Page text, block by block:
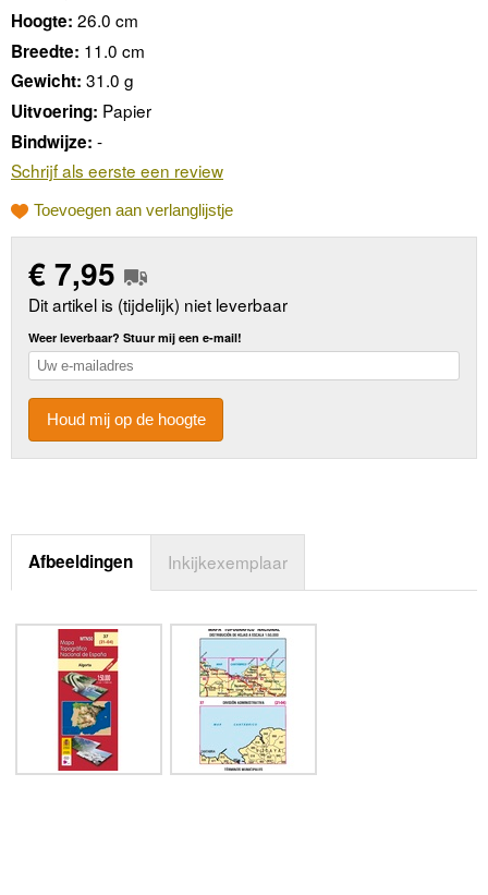
Hoogte: 26.0 cm
Breedte: 11.0 cm
Gewicht: 31.0 g
Uitvoering: Papier
Bindwijze: -
Schrijf als eerste een review
Toevoegen aan verlanglijstje
€7,95
Dit artikel is (tijdelijk) niet leverbaar
Weer leverbaar? Stuur mij een e-mail!
Houd mij op de hoogte
Afbeeldingen Inkijkexemplaar